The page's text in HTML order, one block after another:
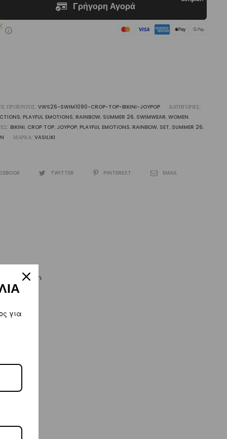
ΠΡΟΪΌΝΤΟΣ: VWS26-SWIM1090-CROP-TOP-BIKINI-JOYPOP
ΚΑΤΗΓΟΡΊΕΣ:
, PLAYFUL EMOTIONS, RAINBOW, SUMMER 26, SWIMWEAR, WOMEN
BIKINI, CROP TOP, JOYPOP, PLAYFUL EMOTIONS, RAINBOW, SET, SUMMER 26,
ΜΆΡΚΑ: VASILIKI
TWITTER PINTEREST EMAIL
για